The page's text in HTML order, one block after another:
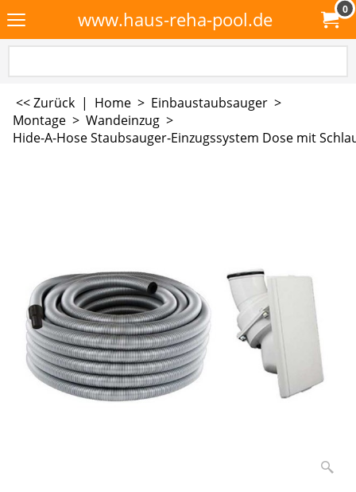
www.haus-reha-pool.de 0
<< Zurück | Home > Einbaustaubsauger >
Montage > Wandeinzug >
Hide-A-Hose Staubsauger-Einzugssystem Dose mit